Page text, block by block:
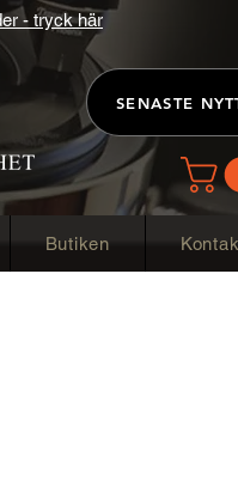
- tryck här
Butiken
SENASTE